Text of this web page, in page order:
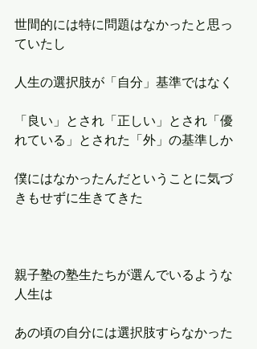
世間的には特に問題はなかったと思っ
ていたし
人生の選択肢が「自分」基準ではなく
「良い」とされ「正しい」とされ「優
れている」とされた「外」の基準しか
僕にはなかったんだということに気づ
きもせずに生きてきた
親子塾の塾生たちが選んでいるような
人生は
あの頃の自分には選択肢すらなかった